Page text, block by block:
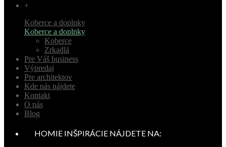
+
Koberce a doplnky
Koberce a doplnky
Koberce
Zrkadlá
Pre Váš business
Výpredaj
Pre architektov
Kde nás nájdete
Kontakt
O nás
Blog
HOMIE INŠPIRÁCIE NÁJDETE NA: